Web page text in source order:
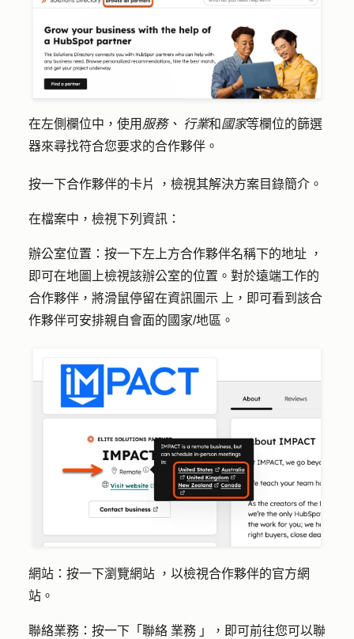
在左側欄位中，使用 服務、 行業和國家等欄位的篩選
器來尋找符合您要求的合作夥伴。
按一下合作夥伴的卡片 ，檢視其解決方案目錄簡介。
在檔案中，檢視下列資訊：
辦公室位置 ：按一下左上方合作夥伴名稱下的地址 ，
即可在地圖上檢視該辦公室的位置。對於遠端工作的
合作夥伴，將滑鼠停留在資訊圖示
上，即可看到該合
作夥伴可安排親自會面的國家/地區。
網站 ：按一下瀏覽網站 ，以檢視合作夥伴的官方網
站。
聯絡業務 ：按一下「 聯絡 業務 」，即可前往您可以聯